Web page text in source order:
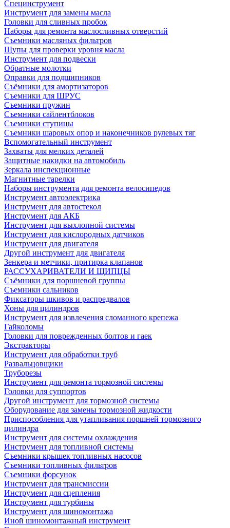
Специнструмент
Инструмент для замены масла
Головки для сливных пробок
Наборы для ремонта маслосливных отверстий
Съемники масляных фильтров
Щупы для проверки уровня масла
Инструмент для подвески
Обратные молотки
Оправки для подшипников
Съёмники для амортизаторов
Съемники для ШРУС
Съемники пружин
Съемники сайлентблоков
Съемники ступицы
Съемники шаровых опор и наконечников рулевых тяг
Вспомогательный инструмент
Захваты для мелких деталей
Защитные накидки на автомобиль
Зеркала инспекционные
Магнитные тарелки
Наборы инструмента для ремонта велосипедов
Инструмент автоэлектрика
Инструмент для автостекол
Инструмент для АКБ
Инструмент для выхлопной системы
Инструмент для кислородных датчиков
Инструмент для двигателя
Другой инструмент для двигателя
Зенкера и метчики, притирка клапанов
РАССУХАРИВАТЕЛИ И ЩИПЦЫ
Съёмники для поршневой группы
Съемники сальников
Фиксаторы шкивов и распредвалов
Хоны для цилиндров
Инструмент для извлечения сломанного крепежа
Гайколомы
Головки для поврежденных болтов и гаек
Экстракторы
Инструмент для обработки труб
Развальцовщики
Труборезы
Инструмент для ремонта тормозной системы
Головки для суппортов
Другой инструмент для тормозной системы
Оборудование для замены тормозной жидкости
Приспособления для утапливания поршней тормозного
цилиндра
Инструмент для системы охлаждения
Инструмент для топливной системы
Съемники крышек топливных насосов
Съемники топливных фильтров
Съемники форсунок
Инструмент для трансмиссии
Инструмент для сцепления
Инструмент для турбины
Инструмент для шиномонтажа
Иной шиномонтажный инструмент